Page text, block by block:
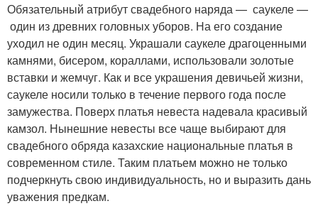
Обязательный атрибут свадебного наряда — саукеле —
один из древних головных уборов. На его создание
уходил не один месяц. Украшали саукеле драгоценными
камнями, бисером, кораллами, использовали золотые
вставки и жемчуг. Как и все украшения девичьей жизни,
саукеле носили только в течение первого года после
замужества. Поверх платья невеста надевала красивый
камзол. Нынешние невесты все чаще выбирают для
свадебного обряда казахские национальные платья в
современном стиле. Таким платьем можно не только
подчеркнуть свою индивидуальность, но и выразить дань
уважения предкам.